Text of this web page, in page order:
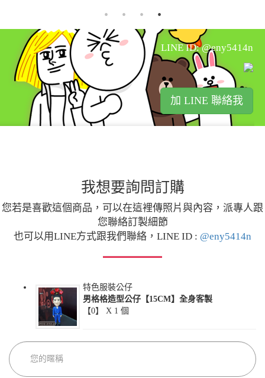
LINE ID: @eny5414n
加 LINE 聯絡我
我想要詢問訂購
您若是喜歡這個商品，可以在這裡傳照片與內容，派專人跟
您聯絡訂製細節
也可以用LINE方式跟我們聯絡，LINE ID : @eny5414n
特色服裝公仔
男格格造型公仔【15CM】全身客製
【0】 X 1 個